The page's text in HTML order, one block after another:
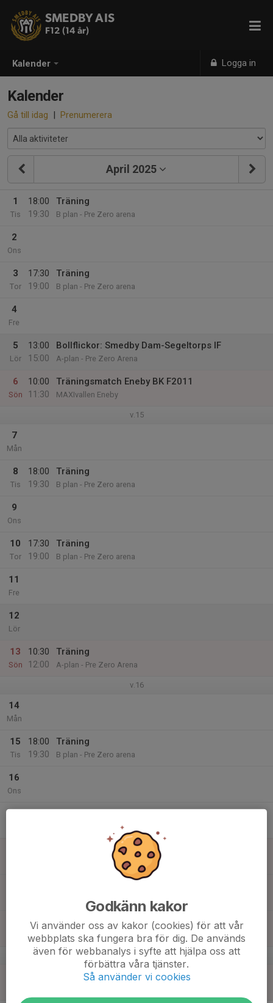
Kalender Logga in
SMEDBY AIS
F12 (14 år)
Kalender
Gå till idag | Prenumerera
April 2025
1
Tis
18:00
19:30
Träning
B plan - Pre Zero arena
2
Ons
3
Tor
17:30
19:00
Träning
B plan - Pre Zero arena
4
Fre
5
Lör
13:00
15:00
Bollflickor: Smedby Dam-Segeltorps IF
A-plan - Pre Zero Arena
6
Sön
10:00
11:30
Träningsmatch Eneby BK F2011
MAXIvallen Eneby
v.15
7
Mån
8
Tis
18:00
19:30
Träning
B plan - Pre Zero arena
9
Ons
10
Tor
17:30
19:00
Träning
B plan - Pre Zero arena
11
Fre
12
Lör
13
Sön
10:30
12:00
Träning
A-plan - Pre Zero Arena
v.16
14
Mån
15
Tis
18:00
19:30
Träning
B plan - Pre Zero arena
16
Ons
v.17
Godkänn kakor
Vi använder oss av kakor (cookies) för att vår
webbplats ska fungera bra för dig. De används
även för webbanalys i syfte att hjälpa oss att
förbättra våra tjänster.
Så använder vi cookies